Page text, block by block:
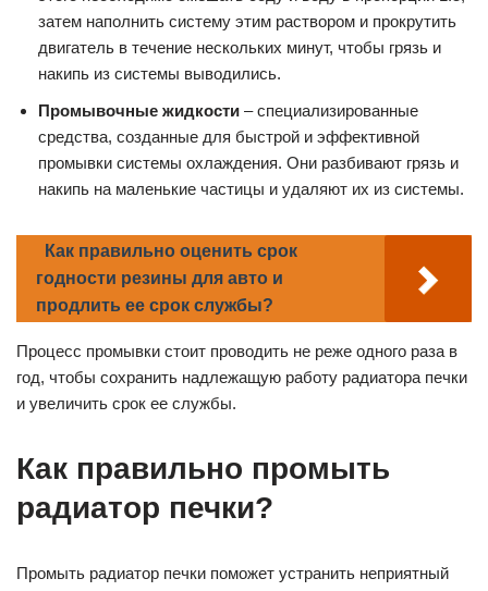
затем наполнить систему этим раствором и прокрутить
двигатель в течение нескольких минут, чтобы грязь и
накипь из системы выводились.
Промывочные жидкости – специализированные
средства, созданные для быстрой и эффективной
промывки системы охлаждения. Они разбивают грязь и
накипь на маленькие частицы и удаляют их из системы.
Как правильно оценить срок
годности резины для авто и
продлить ее срок службы?
Процесс промывки стоит проводить не реже одного раза в
год, чтобы сохранить надлежащую работу радиатора печки
и увеличить срок ее службы.
Как правильно промыть
радиатор печки?
Промыть радиатор печки поможет устранить неприятный